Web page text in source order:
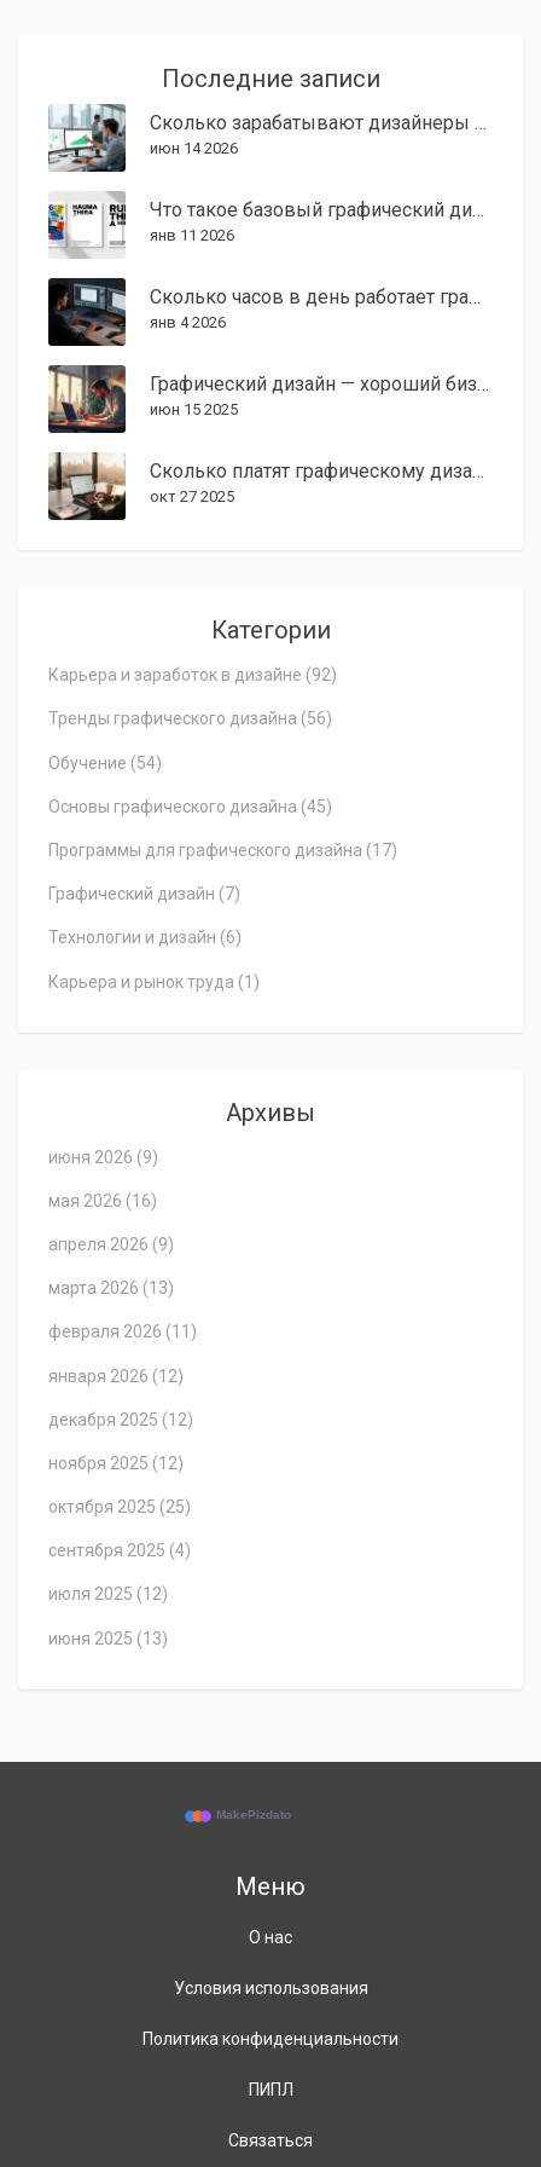
Последние записи
Сколько зарабатывают дизайнеры в 2026 году: рейтинг самых высокооплачиваемых специальностей
июн 14 2026
Что такое базовый графический дизайн: основы, которые знает каждый профессионал
янв 11 2026
Сколько часов в день работает графический дизайнер: реальный график от практика
янв 4 2026
Графический дизайн — хороший бизнес или нет?
июн 15 2025
Сколько платят графическому дизайнеру в США в 2025 году?
окт 27 2025
Категории
Карьера и заработок в дизайне (92)
Тренды графического дизайна (56)
Обучение (54)
Основы графического дизайна (45)
Программы для графического дизайна (17)
Графический дизайн (7)
Технологии и дизайн (6)
Карьера и рынок труда (1)
Архивы
июня 2026 (9)
мая 2026 (16)
апреля 2026 (9)
марта 2026 (13)
февраля 2026 (11)
января 2026 (12)
декабря 2025 (12)
ноября 2025 (12)
октября 2025 (25)
сентября 2025 (4)
июля 2025 (12)
июня 2025 (13)
Меню
О нас
Условия использования
Политика конфиденциальности
ПИПЛ
Связаться